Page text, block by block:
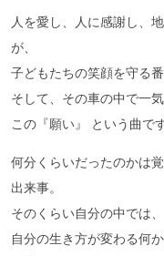
人を愛し、人に感謝し、
が、
子どもたちの笑顔を守る
そして、その車の中で一
この『願い』 という曲です
何分くらいだったのかは
出来事。
そのくらい自分の中では
自分の生き方が変わる何